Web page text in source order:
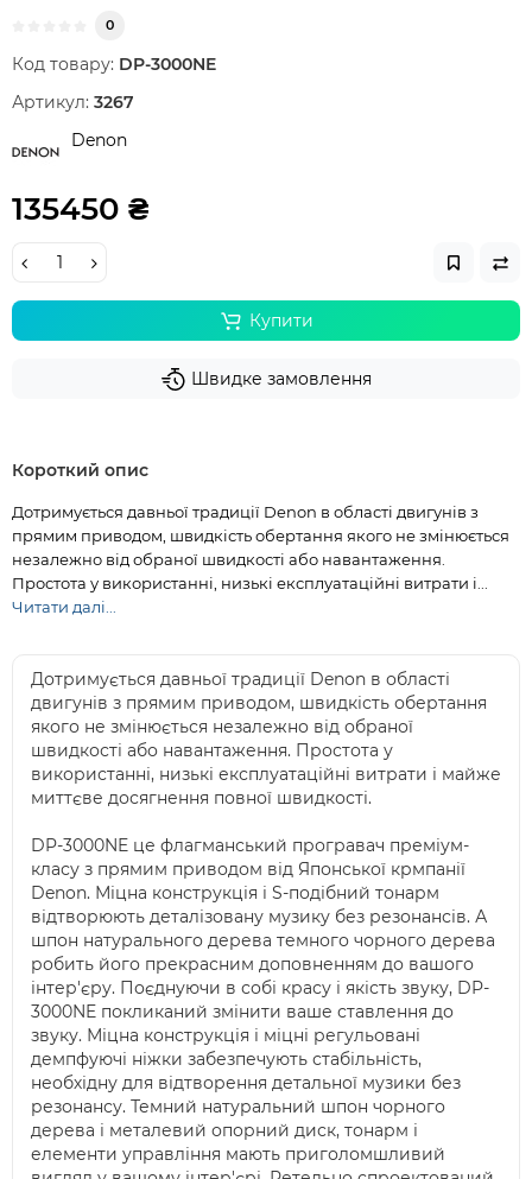
0
Код товару: DP-3000NE
Артикул: 3267
Denon
135450 ₴
Купити
Швидке замовлення
Короткий опис
Дотримується давньої традиції Denon в області двигунів з
прямим приводом, швидкість обертання якого не змінюється
незалежно від обраної швидкості або навантаження.
Простота у використанні, низькі експлуатаційні витрати і...
Читати далі...
Дотримується давньої традиції Denon в області
двигунів з прямим приводом, швидкість обертання
якого не змінюється незалежно від обраної
швидкості або навантаження. Простота у
використанні, низькі експлуатаційні витрати і майже
миттєве досягнення повної швидкості.
DP-3000NE це флагманський програвач преміум-
класу з прямим приводом від Японської крмпанії
Denon. Міцна конструкція і S-подібний тонарм
відтворюють деталізовану музику без резонансів. А
шпон натурального дерева темного чорного дерева
робить його прекрасним доповненням до вашого
інтер'єру. Поєднуючи в собі красу і якість звуку, DP-
3000NE покликаний змінити ваше ставлення до
звуку. Міцна конструкція і міцні регульовані
демпфуючі ніжки забезпечують стабільність,
необхідну для відтворення детальної музики без
резонансу. Темний натуральний шпон чорного
дерева і металевий опорний диск, тонарм і
елементи управління мають приголомшливий